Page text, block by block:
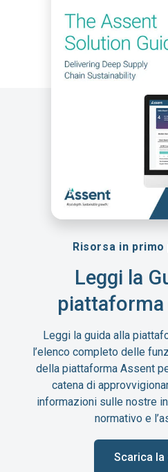
Risorsa in primo
Leggi la
Leggi la guida alla
l’elenco completo delle
della piattaforma Assent
catena di
informazioni sulle nostre
normativo e
Scarica la